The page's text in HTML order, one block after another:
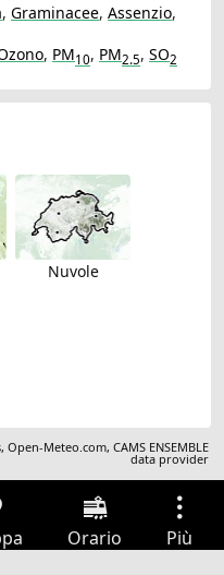
, Graminacee, Assenzio,
, PM10, PM2.5, SO2
Nuvole
,Open-Meteo.com,CAMS ENSEMBLE
data provider
Orario Più